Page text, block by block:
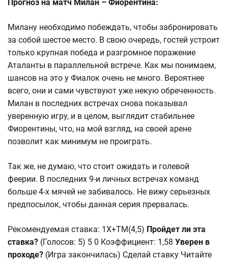
Прогноз на матч Милан – Фиорентина:
Милану необходимо побеждать, чтобы забронировать
за собой шестое место. В свою очередь, гостей устроит
только крупная победа и разгромное поражение
Аталанты в параллельной встрече. Как мы понимаем,
шансов на это у Фиалок очень не много. Вероятнее
всего, они и сами чувствуют уже некую обреченность.
Милан в последних встречах снова показывал
уверенную игру, и в целом, выглядит стабильнее
Фиорентины, что, на мой взгляд, на своей арене
позволит как минимум не проиграть.
Так же, не думаю, что стоит ожидать и голевой
феерии. В последних 9-и личных встречах команд
больше 4-х мячей не забивалось. Не вижу серьезных
предпосылок, чтобы данная серия прервалась.
Рекомендуемая ставка: 1Х+ТМ(4,5) Пройдет ли эта
ставка? (Голосов: 5) 5 0 Коэффициент: 1,58 Уверен в
проходе? (Игра закончилась) Сделай ставку Читайте